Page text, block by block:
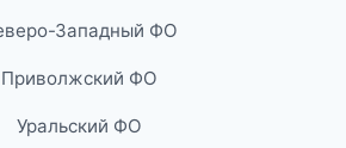
Западный ФО
Приволжский ФО
Уральский ФО